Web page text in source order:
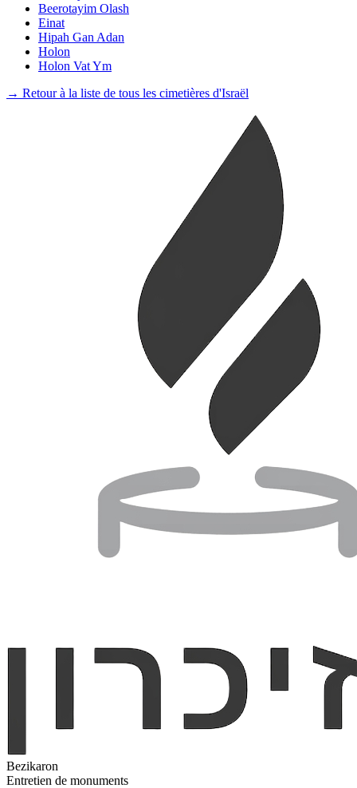
Beerotayim Olash
Einat
Hipah Gan Adan
Holon
Holon Vat Ym
→ Retour à la liste de tous les cimetières d'Israël
Bezikaron
Entretien de monuments